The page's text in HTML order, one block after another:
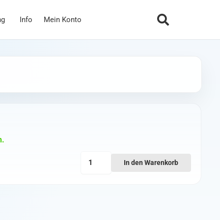
Info Mein Konto
In den Warenkorb